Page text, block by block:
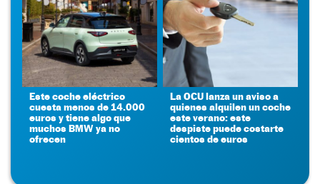
Este coche eléctrico
cuesta menos de 14.000
euros y tiene algo que
muchos BMW ya no
ofrecen
La OCU lanza un aviso a
quienes alquilen un coche
este verano: este
despiste puede costarte
cientos de euros